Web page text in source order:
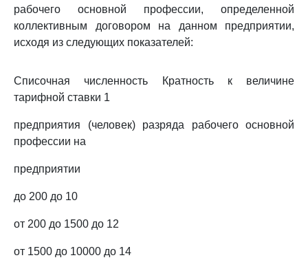
рабочего основной профессии, определенной
коллективным договором на данном предприятии,
исходя из следующих показателей:
Списочная численность Кратность к величине
тарифной ставки 1
предприятия (человек) разряда рабочего основной
профессии на
предприятии
до 200 до 10
от 200 до 1500 до 12
от 1500 до 10000 до 14